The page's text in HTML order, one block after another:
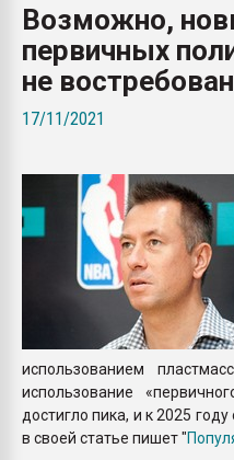
Возможно,
первичных
не
17/11/2021
использованием
использование
достигло пика, и к 2025
в своей статье пишет "